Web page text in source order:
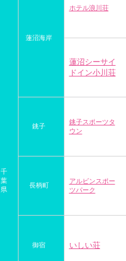
千
葉
県
蓮沼海岸
ホテル浪川荘
蓮沼シーサイ
ドイン小川荘
銚子
銚子スポーツタ
ウン
長柄町
アルビンスポー
ツパーク
御宿 いしい荘